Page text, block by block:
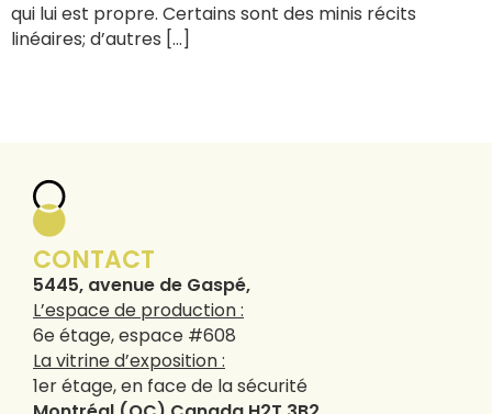
qui lui est propre. Certains sont des minis récits
linéaires; d’autres […]
CONTACT
5445, avenue de Gaspé,
L’espace de production :
6e étage, espace #608
La vitrine d’exposition :
1er étage, en face de la sécurité